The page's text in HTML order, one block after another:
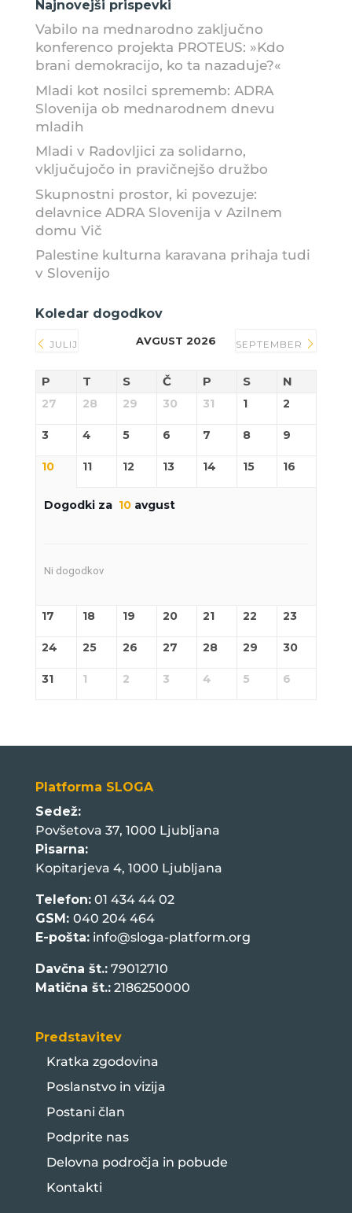
Najnovejši prispevki
Vabilo na mednarodno zaključno
konferenco projekta PROTEUS: »Kdo
brani demokracijo, ko ta nazaduje?«
Mladi kot nosilci sprememb: ADRA
Slovenija ob mednarodnem dnevu
mladih
Mladi v Radovljici za solidarno,
vključujočo in pravičnejšo družbo
Skupnostni prostor, ki povezuje:
delavnice ADRA Slovenija v Azilnem
domu Vič
Palestine kulturna karavana prihaja tudi
v Slovenijo
Koledar dogodkov
JULIJ AVGUST 2026 SEPTEMBER
P T S Č P S N
27 28 29 30 31 1 2
3 4 5 6 7 8 9
10 11 12 13 14 15 16
Dogodki za 10avgust
Ni dogodkov
17 18 19 20 21 22 23
24 25 26 27 28 29 30
31 1 2 3 4 5 6
Platforma SLOGA
Sedež:
Povšetova 37, 1000 Ljubljana
Pisarna:
Kopitarjeva 4, 1000 Ljubljana
Telefon:01 434 44 02
GSM: 040 204 464
E-pošta: info@sloga-platform.org
Davčna št.:79012710
Matična št.:2186250000
Predstavitev
Kratka zgodovina
Poslanstvo in vizija
Postani član
Podprite nas
Delovna področja in pobude
Kontakti